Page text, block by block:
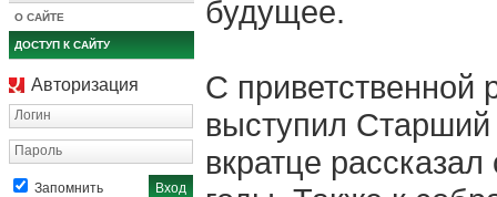
О САЙТЕ
ДОСТУП К САЙТУ
Авторизация
Логин
Пароль
Запомнить
будущее.
С приветственной
выступил
вкратце